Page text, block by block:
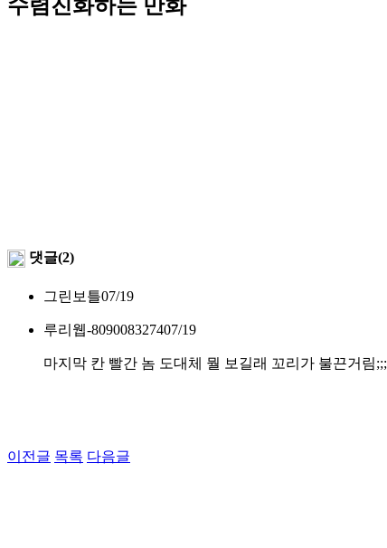
수렴진화하는 만화
댓글(2)
그린보틀07/19
루리웹-809008327407/19
마지막 칸 빨간 놈 도대체 뭘 보길래 꼬리가 불끈거림;;;
이전글 목록 다음글